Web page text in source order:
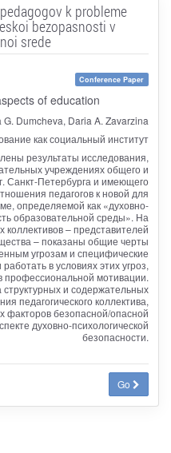
k probleme
bezopasnosti v
srede
Conference Paper
of education
G. Dumcheva, Daria A. Zavarzina
как социальный институт
результаты исследования,
учреждениях общего и
Санкт-Петербурга и имеющего
педагогов к новой для
определяемой как «духовно-
образовательной среды». На
коллективов – представителей
– показаны общие черты
угрозам и специфические
в условиях этих угроз,
мотивации.
и содержательных
педагогического коллектива,
факторов безопасной/опасной
духовно-психологической
безопасности.
Go